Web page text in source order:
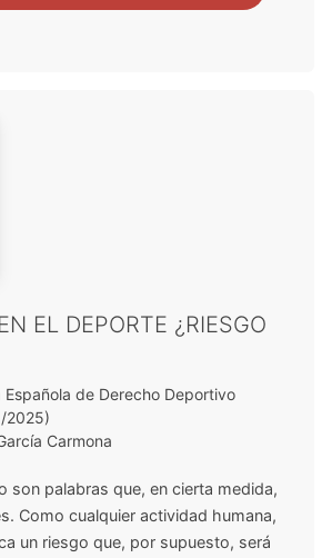
EL DEPORTE ¿RIESGO
Española de Derecho Deportivo
2025)
Carmona
son palabras que, en cierta medida,
Como cualquier actividad humana,
un riesgo que, por supuesto, será